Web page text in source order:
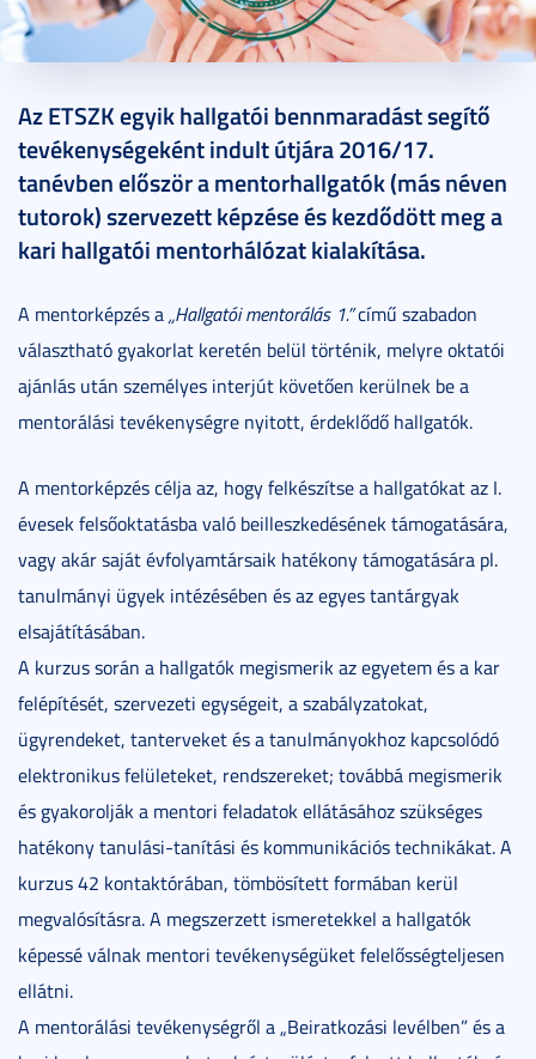
Az ETSZK egyik hallgatói bennmaradást segítő
tevékenységeként indult útjára 2016/17.
tanévben először a mentorhallgatók (más néven
tutorok) szervezett képzése és kezdődött meg a
kari hallgatói mentorhálózat kialakítása.
A mentorképzés a„Hallgatói mentorálás 1.”című szabadon
választható gyakorlat keretén belül történik, melyre oktatói
ajánlás után személyes interjút követően kerülnek be a
mentorálási tevékenységre nyitott, érdeklődő hallgatók.
A mentorképzés célja az, hogy felkészítse a hallgatókat az I.
évesek felsőoktatásba való beilleszkedésének támogatására,
vagy akár saját évfolyamtársaik hatékony támogatására pl.
tanulmányi ügyek intézésében és az egyes tantárgyak
elsajátításában.
A kurzus során a hallgatók megismerik az egyetem és a kar
felépítését, szervezeti egységeit, a szabályzatokat,
ügyrendeket, tanterveket és a tanulmányokhoz kapcsolódó
elektronikus felületeket, rendszereket; továbbá megismerik
és gyakorolják a mentori feladatok ellátásához szükséges
hatékony tanulási-tanítási és kommunikációs technikákat. A
kurzus 42 kontaktórában, tömbösített formában kerül
megvalósításra. A megszerzett ismeretekkel a hallgatók
képessé válnak mentori tevékenységüket felelősségteljesen
ellátni.
A mentorálási tevékenységről a „Beiratkozási levélben” és a